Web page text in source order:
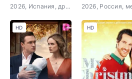
2026, Испания, драма
HD HD